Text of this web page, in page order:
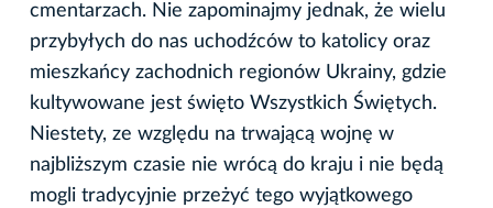
cmentarzach. Nie zapominajmy jednak, że wielu
przybyłych do nas uchodźców to katolicy oraz
mieszkańcy zachodnich regionów Ukrainy, gdzie
kultywowane jest święto Wszystkich Świętych.
Niestety, ze względu na trwającą wojnę w
najbliższym czasie nie wrócą do kraju i nie będą
mogli tradycyjnie przeżyć tego wyjątkowego